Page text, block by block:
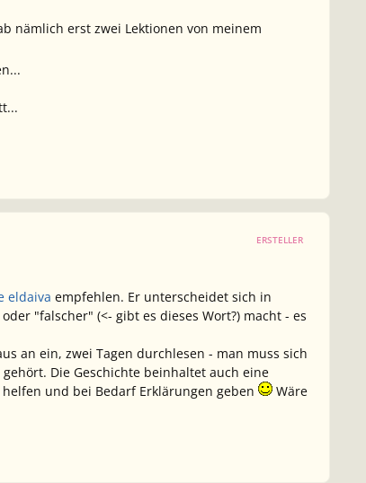
nämlich erst zwei Lektionen von meinem
ERSTELLER
eldaiva empfehlen. Er unterscheidet sich in
"falscher" (<- gibt es dieses Wort?) macht - es
an ein, zwei Tagen durchlesen - man muss sich
Die Geschichte beinhaltet auch eine
und bei Bedarf Erklärungen geben
Wäre